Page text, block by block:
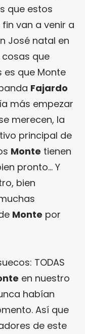
que estos
van a venir a
José natal en
que
es que Monte
Fajardo
más empezar
merecen, la
principal de
Monte tienen
pronto… Y
bien
Monte por
TODAS
en nuestro
habían
Así que
de este